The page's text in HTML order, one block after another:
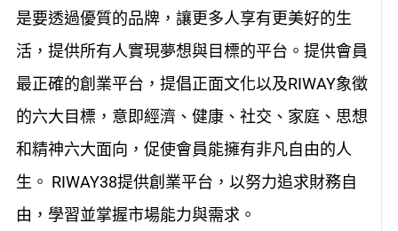
是要透過優質的品牌，讓更多人享有更美好的生
活，提供所有人實現夢想與目標的平台。提供會員
最正確的創業平台，提倡正面文化以及RIWAY象徵
的六大目標，意即經濟、健康、社交、家庭、思想
和精神六大面向，促使會員能擁有非凡自由的人
生。 RIWAY38提供創業平台，以努力追求財務自
由，學習並掌握市場能力與需求。